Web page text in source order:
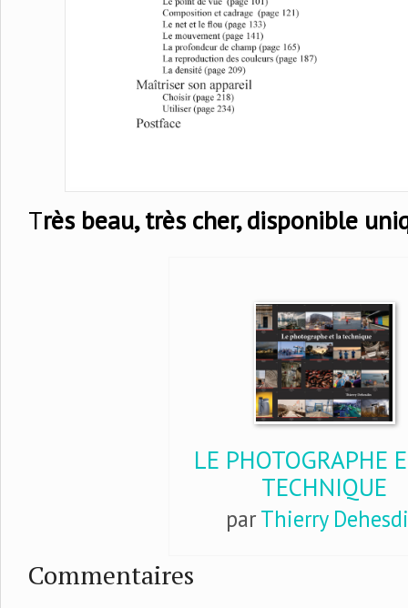
Très beau, très cher, disponible
LE PHOTOGRAPHE
TECHNIQUE
parThierry
Commentaires